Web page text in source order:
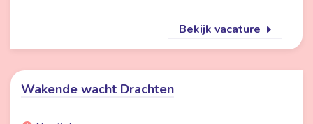
Bekijk vacature
Wakende wacht Drachten